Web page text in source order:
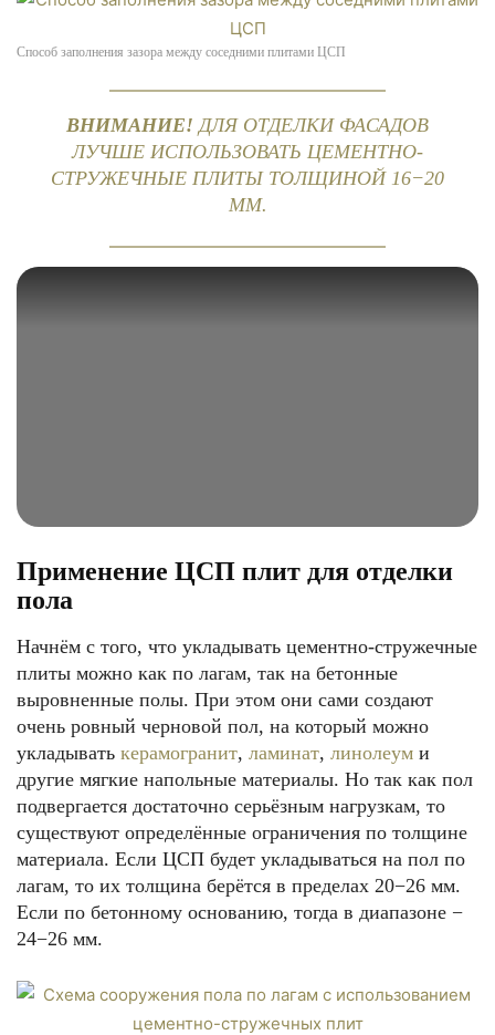
Способ заполнения зазора между соседними плитами ЦСП
ВНИМАНИЕ! ДЛЯ ОТДЕЛКИ ФАСАДОВ
ЛУЧШЕ ИСПОЛЬЗОВАТЬ ЦЕМЕНТНО-
СТРУЖЕЧНЫЕ ПЛИТЫ ТОЛЩИНОЙ 16−20
ММ.
Применение ЦСП плит для отделки
пола
Начнём с того, что укладывать цементно-стружечные
плиты можно как по лагам, так на бетонные
выровненные полы. При этом они сами создают
очень ровный черновой пол, на который можно
укладывать керамогранит, ламинат, линолеум и
другие мягкие напольные материалы. Но так как пол
подвергается достаточно серьёзным нагрузкам, то
существуют определённые ограничения по толщине
материала. Если ЦСП будет укладываться на пол по
лагам, то их толщина берётся в пределах 20−26 мм.
Если по бетонному основанию, тогда в диапазоне −
24−26 мм.